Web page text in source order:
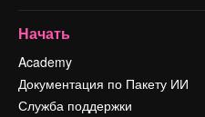
Начать
Academy
Документация по Пакету ИИ
Служба поддержки